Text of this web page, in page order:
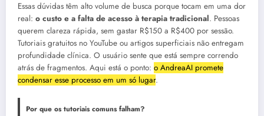
Essas dúvidas têm alto volume de busca porque tocam em uma dor
real: o custo e a falta de acesso à terapia tradicional. Pessoas
querem clareza rápida, sem gastar R$150 a R$400 por sessão.
Tutoriais gratuitos no YouTube ou artigos superficiais não entregam
profundidade clínica. O usuário sente que está sempre correndo
atrás de fragmentos. Aqui está o ponto: o AndreaAI promete
condensar esse processo em um só lugar.
Por que os tutoriais comuns falham?